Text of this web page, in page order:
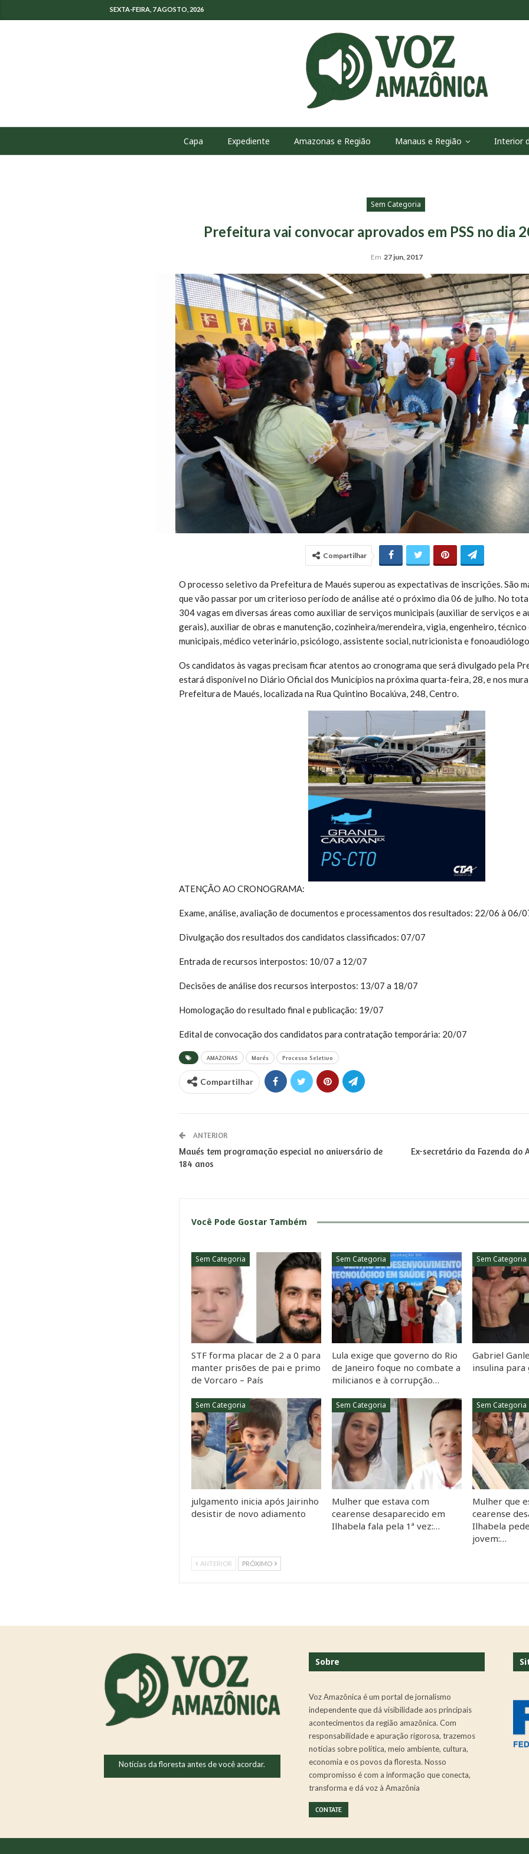
SEXTA-FEIRA, 7 AGOSTO, 2026
Capa Expediente Amazonas e Região Manaus e Região Interior
Sem Categoria
Prefeitura vai convocar aprovados em PSS no dia
Em 27 jun, 2017
Compartilhar
O processo seletivo da Prefeitura de Maués superou as expectativas de inscrições. São
que vão passar por um criterioso período de análise até o próximo dia 06 de julho. No
304 vagas em diversas áreas como auxiliar de serviços municipais (auxiliar de serviços e
gerais), auxiliar de obras e manutenção, cozinheira/merendeira, vigia, engenheiro, técnico
municipais, médico veterinário, psicólogo, assistente social, nutricionista e
Os candidatos às vagas precisam ficar atentos ao cronograma que será divulgado pela
estará disponível no Diário Oficial dos Municípios na próxima quarta-feira, 28, e nos
Prefeitura de Maués, localizada na Rua Quintino Bocaiúva, 248, Centro.
ATENÇÃO AO CRONOGRAMA:
Exame, análise, avaliação de documentos e processamentos dos resultados: 22/06 à 06/
Divulgação dos resultados dos candidatos classificados: 07/07
Entrada de recursos interpostos: 10/07 a 12/07
Decisões de análise dos recursos interpostos: 13/07 a 18/07
Homologação do resultado final e publicação: 19/07
Edital de convocação dos candidatos para contratação temporária: 20/07
AMAZONAS Marés Processo Seletivo
Compartilhar
ANTERIOR
Maués tem programação especial no aniversário de
184 anos
Ex-secretário da Fazenda do
Você Pode Gostar Também
Sem Categoria
STF forma placar de 2 a 0 para
manter prisões de pai e primo
de Vorcaro – País
Sem Categoria
Lula exige que governo do Rio
de Janeiro foque no combate a
milicianos e à corrupção…
Sem Categoria
Gabriel
insulina para
Sem Categoria
julgamento inicia após Jairinho
desistir de novo adiamento
Sem Categoria
Mulher que estava com
cearense desaparecido em
Ilhabela fala pela 1ª vez:…
Sem Categoria
Mulher que
cearense
Ilhabela
jovem:…
ANTERIOR PRÓXIMO
Notícias da floresta antes de você acordar.
Sobre
Voz Amazônica é um portal de jornalismo
independente que dá visibilidade aos principais
acontecimentos da região amazônica. Com
responsabilidade e apuração rigorosa, trazemos
notícias sobre política, meio ambiente, cultura,
economia e os povos da floresta. Nosso
compromisso é com a informação que conecta,
transforma e dá voz à Amazônia
CONTATE